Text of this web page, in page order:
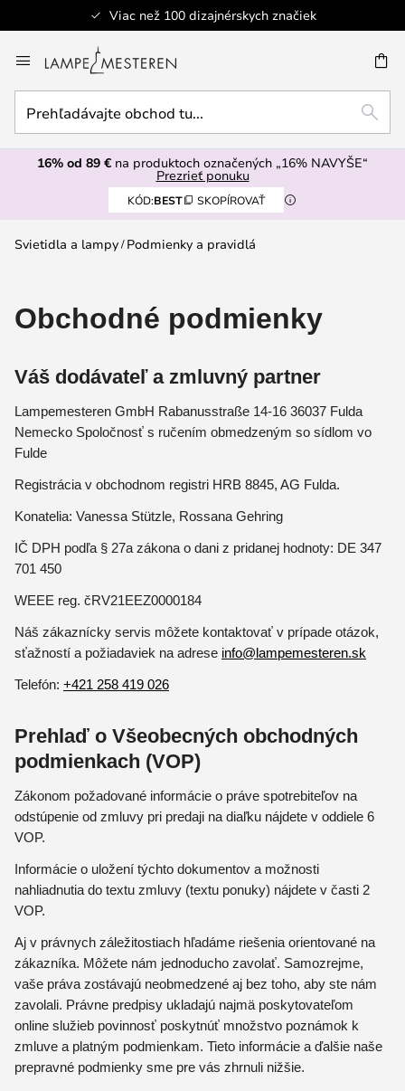
Bezpečná platba
to
Content
obchod
tu...
16% od 89 € na produktoch označených „16% NAVYŠE“
Prezrieť ponuku
KÓD:BEST SKOPÍROVAŤ
Svietidla a lampy Podmienky a pravidlá
Obchodné podmienky
Váš dodávateľ a zmluvný partner
Lampemesteren GmbH Rabanusstraße 14-16 36037 Fulda
Nemecko Spoločnosť s ručením obmedzeným so sídlom vo
Fulde
Registrácia v obchodnom registri HRB 8845, AG Fulda.
Konatelia: Vanessa Stützle, Rossana Gehring
IČ DPH podľa § 27a zákona o dani z pridanej hodnoty: DE 347
701 450
WEEE reg. čRV21EEZ0000184
Náš zákaznícky servis môžete kontaktovať v prípade otázok,
sťažností a požiadaviek na adrese info@lampemesteren.sk
Telefón: +421 258 419 026
Prehlaď o Všeobecných obchodných
podmienkach (VOP)
Zákonom požadované informácie o práve spotrebiteľov na
odstúpenie od zmluvy pri predaji na diaľku nájdete v oddiele 6
VOP.
Informácie o uložení týchto dokumentov a možnosti
nahliadnutia do textu zmluvy (textu ponuky) nájdete v časti 2
VOP.
Aj v právnych záležitostiach hľadáme riešenia orientované na
zákazníka. Môžete nám jednoducho zavolať. Samozrejme,
vaše práva zostávajú neobmedzené aj bez toho, aby ste nám
zavolali. Právne predpisy ukladajú najmä poskytovateľom
online služieb povinnosť poskytnúť množstvo poznámok k
zmluve a platným podmienkam. Tieto informácie a ďalšie naše
prepravné podmienky sme pre vás zhrnuli nižšie.